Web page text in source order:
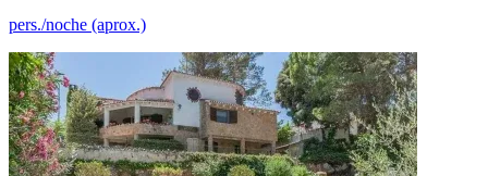
pers./noche (aprox.)